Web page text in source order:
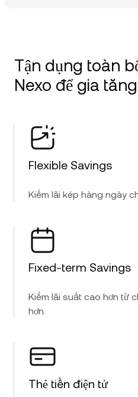
Tận dụng toàn
Nexo để gia
Flexible Savings
Kiếm lãi kép hàng ngày
Fixed-term Savings
Kiếm lãi suất cao hơn từ
hơn.
Thẻ tiền điện tử